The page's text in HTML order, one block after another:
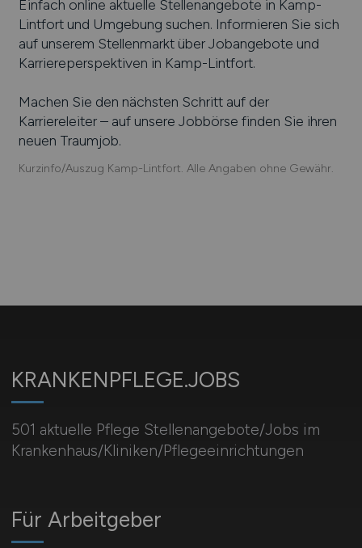
Einfach online aktuelle Stellenangebote in Kamp-
Lintfortund Umgebung suchen. Informieren Sie sich
auf unserem Stellenmarkt über Jobangebote und
Karriereperspektiven in Kamp-Lintfort.
Machen Sie den nächsten Schritt auf der
Karriereleiter – auf unsere Jobbörse finden Sie ihren
neuen Traumjob.
Kurzinfo/Auszug Kamp-Lintfort. Alle Angaben ohne Gewähr.
KRANKENPFLEGE.JOBS
501 aktuelle Pflege Stellenangebote/Jobs im
Krankenhaus/Kliniken/Pflegeeinrichtungen
Für Arbeitgeber